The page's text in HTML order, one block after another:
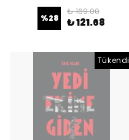
%28
₺ 169.00
₺ 121.68
Tükendi